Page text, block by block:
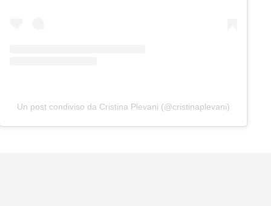
Un post condiviso da Cristina Plevani (@cristinaplevani)